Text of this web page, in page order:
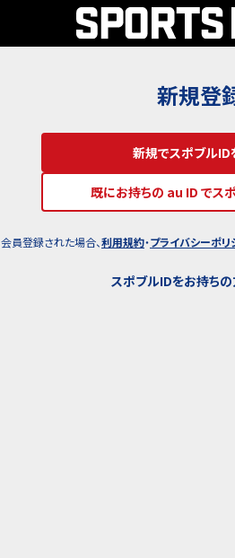
新規登
新規でスポブルID
既にお持ちの au ID でス
会員登録された場合、利用規約・プライバシーポリ
スポブルIDをお持ちの